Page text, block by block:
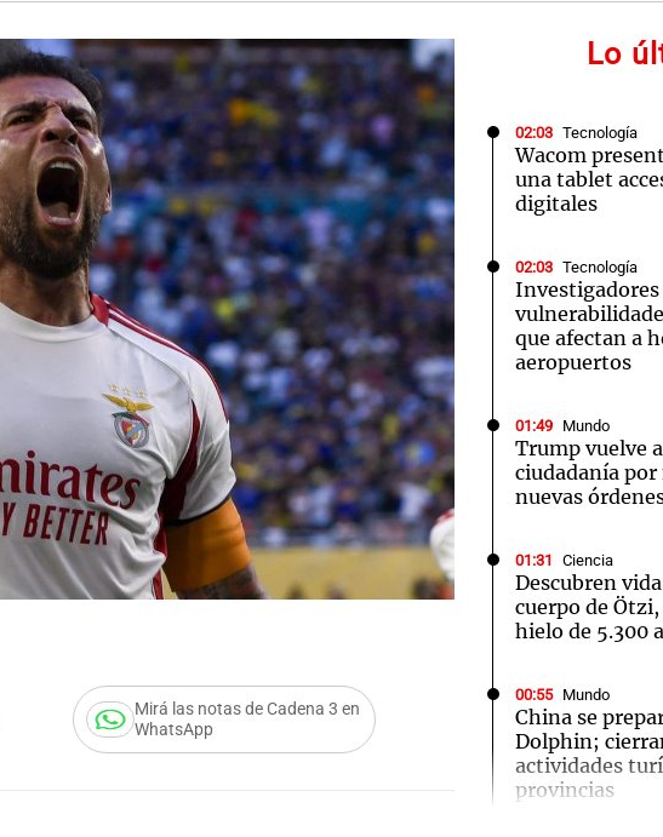
Mirá las notas de Cadena 3 en
WhatsApp
Lo
02:03 Tecnología
Wacom
una tablet
digitales
02:03 Tecnología
que afectan a
aeropuertos
01:49 Mundo
Trump vuelve
ciudadanía
nuevas
01:31 Ciencia
Descubren
cuerpo de
hielo de 5.300
00:55 Mundo
China se
Dolphin;
actividades
provincias
Audio.